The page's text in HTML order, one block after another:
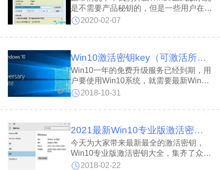
是不需要产品秘钥的，但是一些用户在全
新安装或使用ISO安装Win10系统时，会
么办呢？方法很简单，我们只要输入对应
2020最新的Win10激活密钥key 。
2020-02-07
Win10激活密钥key（可激活所有版本）
Win10一年的免费升级服务已经到期，用
户要使用Win10系统，就需要最新Win10
密钥来激活Win10，一般激活Win10系统
二是使用HWIDGen 数字激活工具（亲测
本的激活码key，这边系统天地小编为大
家整理最新windows10序列号激活密
匙。
2018-10-31
2021最新Win10专业版激活密钥KEY推荐
今天为大家带来最新最全的激活密钥，
Win10专业版激活密钥大全，集齐了众多
的Win10各版本的激活密钥（其它密
2018-02-22